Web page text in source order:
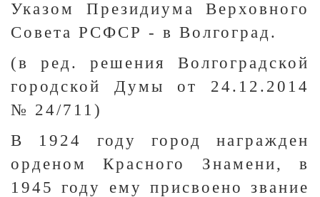
Указом Президиума Верховного
Совета РСФСР - в Волгоград.
(в ред. решения Волгоградской
городской Думы от 24.12.2014
№ 24/711)
В 1924 году город награжден
орденом Красного Знамени, в
1945 году ему присвоено звание